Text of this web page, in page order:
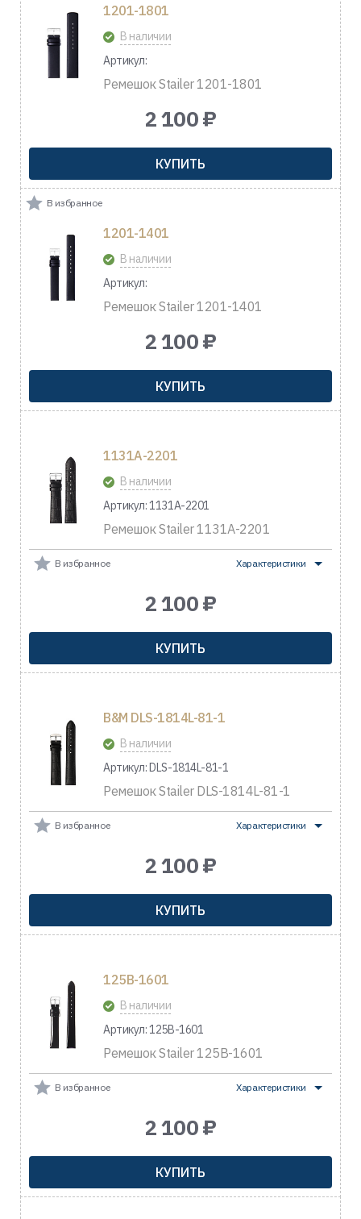
1201-1801
В наличии
Артикул:
Ремешок Stailer 1201-1801
2 100 ₽
КУПИТЬ
1201-1401
В наличии
Артикул:
Ремешок Stailer 1201-1401
В избранное
2 100 ₽
КУПИТЬ
1131A-2201
В наличии
Артикул: 1131A-2201
Ремешок Stailer 1131A-2201
В избранное Характеристики
2 100 ₽
КУПИТЬ
B&M DLS-1814L-81-1
В наличии
Артикул: DLS-1814L-81-1
Ремешок Stailer DLS-1814L-81-1
В избранное Характеристики
2 100 ₽
КУПИТЬ
125B-1601
В наличии
Артикул: 125B-1601
Ремешок Stailer 125B-1601
В избранное Характеристики
2 100 ₽
КУПИТЬ